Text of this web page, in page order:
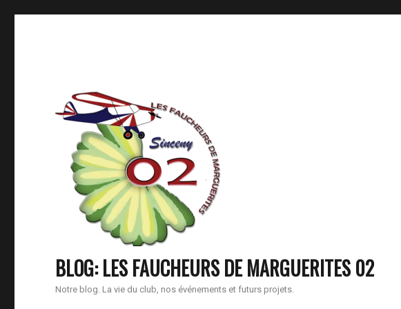
BLOG: LES FAUCHEURS DE MARGUERITES 02
Notre blog. La vie du club, nos événements et futurs projets.